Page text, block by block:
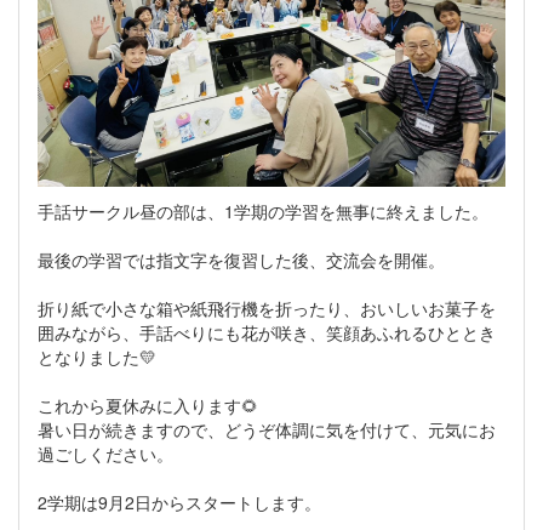
手話サークル昼の部は、1学期の学習を無事に終えました。
最後の学習では指文字を復習した後、交流会を開催。
折り紙で小さな箱や紙飛行機を折ったり、おいしいお菓子を
囲みながら、手話べりにも花が咲き、笑顔あふれるひととき
となりました💛
これから夏休みに入ります🌻
暑い日が続きますので、どうぞ体調に気を付けて、元気にお
過ごしください。
2学期は9月2日からスタートします。